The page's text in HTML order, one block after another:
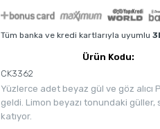
Tüm banka ve kredi kartlarıyla uyumlu
Ürün Kodu:
CK3362
Yüzlerce adet beyaz gül ve göz
geldi. Limon beyazı tonundaki
katıyor.